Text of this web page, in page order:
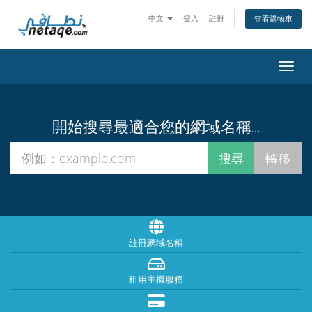
中文 登入 註冊 查看購物車
切
換
開始搜尋最適合您的網域名稱...
註冊網域名稱
租用主機服務